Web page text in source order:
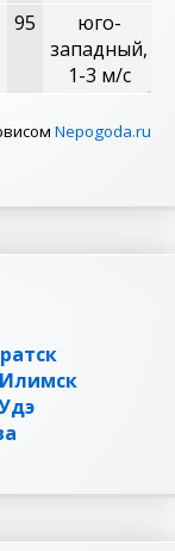
95
юго-
западный,
1-3 м/с
Nepogoda.ru